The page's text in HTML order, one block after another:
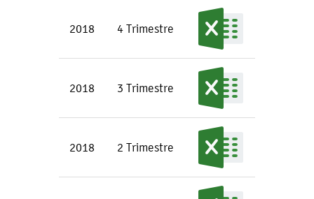
2018 4 Trimestre
2018 3 Trimestre
2018 2 Trimestre